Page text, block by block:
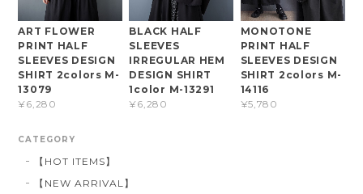
ART FLOWER
PRINT HALF
SLEEVES DESIGN
SHIRT 2colors M-
13079
¥6,280
BLACK HALF
SLEEVES
IRREGULAR HEM
DESIGN SHIRT
1color M-13291
¥6,280
MONOTONE
PRINT HALF
SLEEVES DESIGN
SHIRT 2colors M-
14116
¥5,780
CATEGORY
【HOT ITEMS】
【NEW ARRIVAL】